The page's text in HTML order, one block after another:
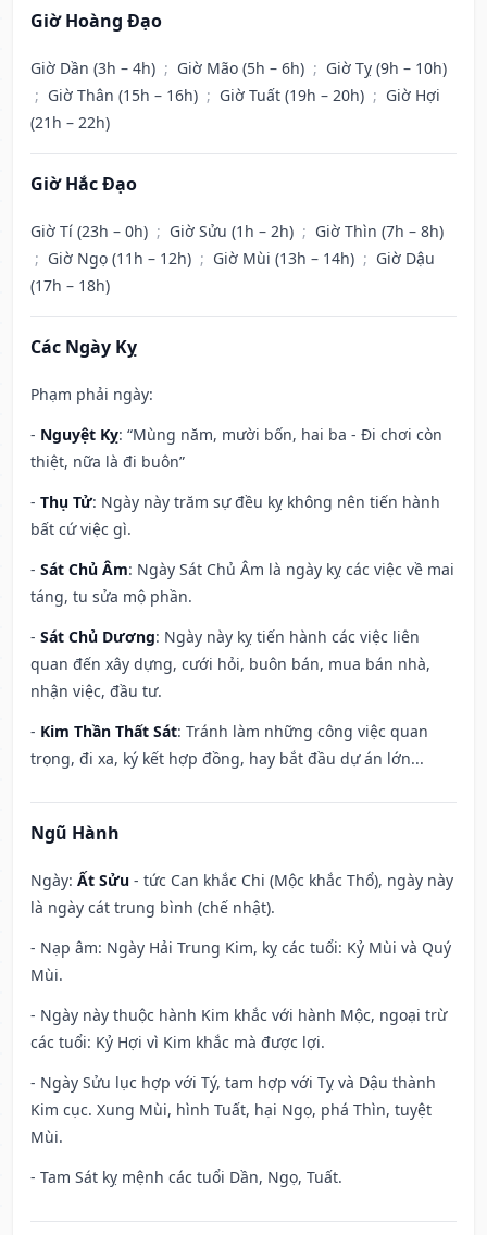
Giờ Hoàng Đạo
Giờ Dần (3h – 4h) ; Giờ Mão (5h – 6h) ; Giờ Tỵ (9h – 10h)
; Giờ Thân (15h – 16h) ; Giờ Tuất (19h – 20h) ; Giờ Hợi
(21h – 22h)
Giờ Hắc Đạo
Giờ Tí (23h – 0h) ; Giờ Sửu (1h – 2h) ; Giờ Thìn (7h – 8h)
; Giờ Ngọ (11h – 12h) ; Giờ Mùi (13h – 14h) ; Giờ Dậu
(17h – 18h)
Các Ngày Kỵ
Phạm phải ngày:
- Nguyệt Kỵ: “Mùng năm, mười bốn, hai ba - Đi chơi còn
thiệt, nữa là đi buôn”
- Thụ Tử: Ngày này trăm sự đều kỵ không nên tiến hành
bất cứ việc gì.
- Sát Chủ Âm: Ngày Sát Chủ Âm là ngày kỵ các việc về mai
táng, tu sửa mộ phần.
- Sát Chủ Dương: Ngày này kỵ tiến hành các việc liên
quan đến xây dựng, cưới hỏi, buôn bán, mua bán nhà,
nhận việc, đầu tư.
- Kim Thần Thất Sát: Tránh làm những công việc quan
trọng, đi xa, ký kết hợp đồng, hay bắt đầu dự án lớn...
Ngũ Hành
Ngày: Ất Sửu - tức Can khắc Chi (Mộc khắc Thổ), ngày này
là ngày cát trung bình (chế nhật).
- Nạp âm: Ngày Hải Trung Kim, kỵ các tuổi: Kỷ Mùi và Quý
Mùi.
- Ngày này thuộc hành Kim khắc với hành Mộc, ngoại trừ
các tuổi: Kỷ Hợi vì Kim khắc mà được lợi.
- Ngày Sửu lục hợp với Tý, tam hợp với Tỵ và Dậu thành
Kim cục. Xung Mùi, hình Tuất, hại Ngọ, phá Thìn, tuyệt
Mùi.
- Tam Sát kỵ mệnh các tuổi Dần, Ngọ, Tuất.